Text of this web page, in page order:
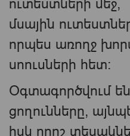
ուտեստների մեջ,
մսային
որպես առողջ
սոուսների հետ։
Օգտագործվում
ցողունները,
իսկ որոշ